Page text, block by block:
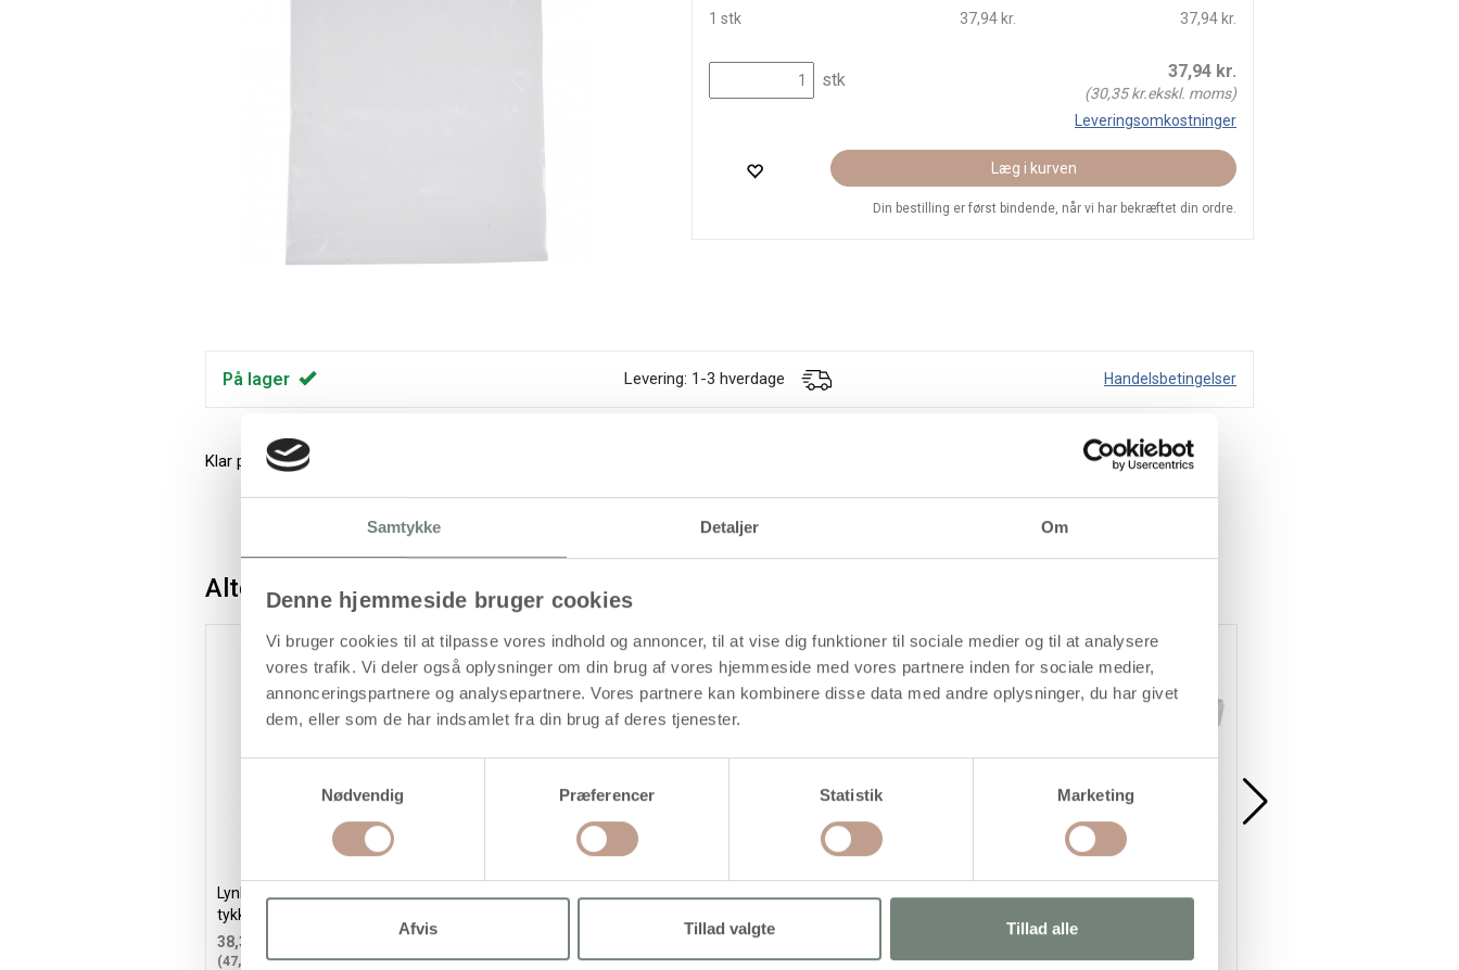
Samtykke Detaljer Om
Denne hjemmeside bruger cookies
Vi bruger cookies til at tilpasse vores indhold og annoncer, til at vise dig funktioner til sociale medier og til at analysere
vores trafik. Vi deler også oplysninger om din brug af vores hjemmeside med vores partnere inden for sociale medier,
annonceringspartnere og analysepartnere. Vores partnere kan kombinere disse data med andre oplysninger, du har givet
dem, eller som de har indsamlet fra din brug af deres tjenester.
Nødvendig
Præferencer Statistik Marketing
Afvis Tillad valgte Tillad alle
1 stk 37,94 kr. 37,94 kr.
stk 37,94kr.
(30,35kr.ekskl. moms)
Leveringsomkostninger
Læg i kurven
Din bestilling er først bindende, når vi har bekræftet din ordre.
På lager Levering: 1-3 hverdage Handelsbetingelser
Klar plast
Alternativer
Lynlåspose, str. 8x12 cm,
tykkelse 0,05 mm, 100stk./ 1 pk.
38,35 kr.
(47,94 kr. inkl. moms) (79,94 kr. inkl. moms)
31,95 kr.
(39,94 kr. inkl. moms)
Køb mere og spar
(134,94 kr. inkl. moms)